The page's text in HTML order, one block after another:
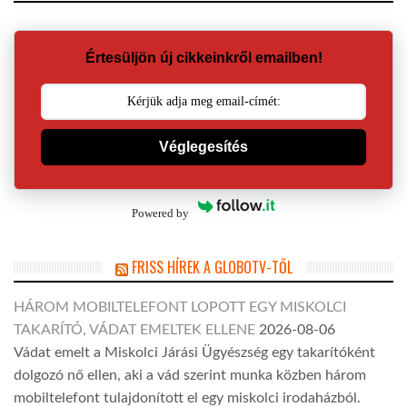
Értesüljön új cikkeinkről emailben!
Véglegesítés
Powered by
FRISS HÍREK A GLOBOTV-TŐL
HÁROM MOBILTELEFONT LOPOTT EGY MISKOLCI
TAKARÍTÓ, VÁDAT EMELTEK ELLENE 2026-08-06
Vádat emelt a Miskolci Járási Ügyészség egy takarítóként
dolgozó nő ellen, aki a vád szerint munka közben három
mobiltelefont tulajdonított el egy miskolci irodaházból.